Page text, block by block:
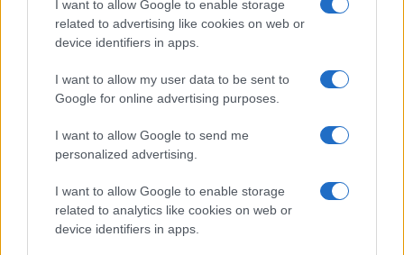
I want to allow Google to enable storage
related to advertising like cookies on web or
device identifiers in apps.
I want to allow my user data to be sent to
Google for online advertising purposes.
I want to allow Google to send me
personalized advertising.
I want to allow Google to enable storage
related to analytics like cookies on web or
device identifiers in apps.
B2B NEWS